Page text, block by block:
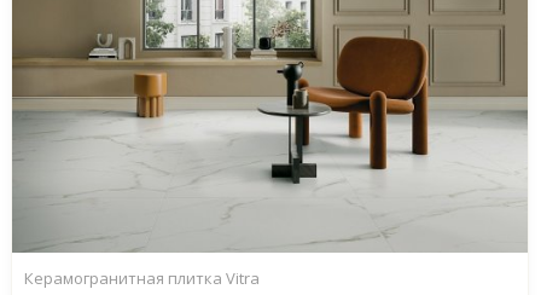
Керамогранитная плитка Vitra